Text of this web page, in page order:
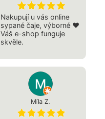
Nakupují u vás online
sypané čaje, výborné ❤️
Váš e-shop funguje
skvěle.
Míla Z.